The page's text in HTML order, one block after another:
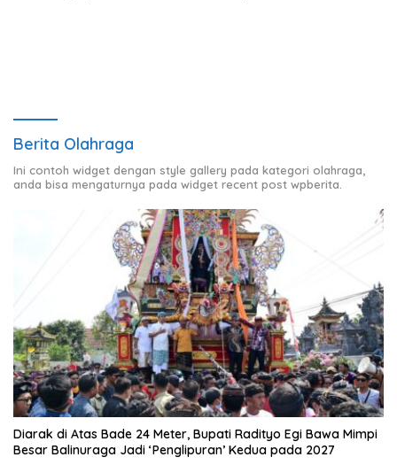
Berita Olahraga
Ini contoh widget dengan style gallery pada kategori olahraga,
anda bisa mengaturnya pada widget recent post wpberita.
Diarak di Atas Bade 24 Meter, Bupati Radityo Egi Bawa Mimpi
Besar Balinuraga Jadi ‘Penglipuran’ Kedua pada 2027